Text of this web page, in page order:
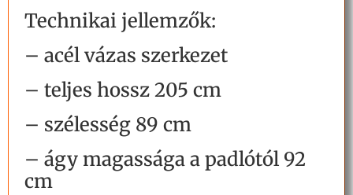
Technikai jellemzők:
– acél vázas szerkezet
– teljes hossz 205 cm
– szélesség 89 cm
– ágy magassága a padlótól 92
cm